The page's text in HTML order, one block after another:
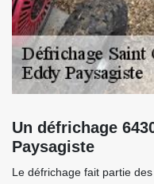
Un défrichage
Paysagiste
Le défrichage fait partie